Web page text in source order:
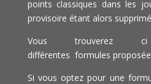
points classiques dans les
provisoire étant alors
Vous trouverez
différentes formules
Si vous optez pour une